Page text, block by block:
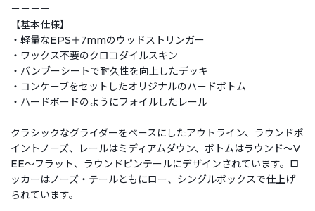
－－－－
【基本仕様】
・軽量なEPS＋7mmのウッドストリンガー
・ワックス不要のクロコダイルスキン
・バンブーシートで耐久性を向上したデッキ
・コンケーブをセットしたオリジナルのハードボトム
・ハードボードのようにフォイルしたレール
クラシックなグライダーをベースにしたアウトライン、ラウンドポ
イントノーズ、レールはミディアムダウン、ボトムはラウンド～V
EE～フラット、ラウンドピンテールにデザインされています。ロ
ッカーはノーズ・テールともにロー、シングルボックスで仕上げ
られています。